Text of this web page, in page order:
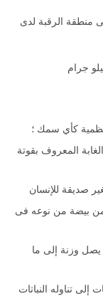
منطقة الرقبة لدى
كأي سمك ؛
المعروف بقوتة
صديقة للإنسان
من بيضة من نوعه فى
يصل وزنة إلى ما
تناوله النباتات